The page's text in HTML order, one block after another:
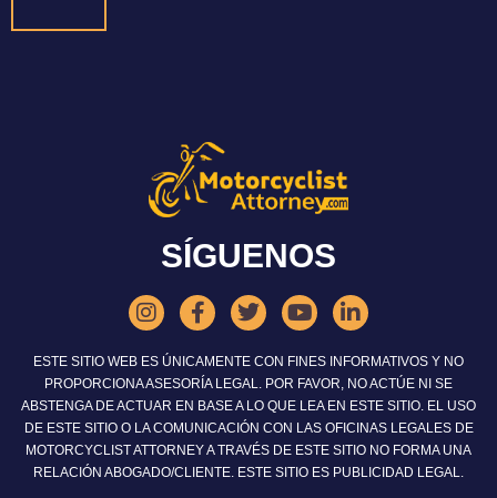
SÍGUENOS
ESTE SITIO WEB ES ÚNICAMENTE CON FINES INFORMATIVOS Y NO
PROPORCIONA ASESORÍA LEGAL. POR FAVOR, NO ACTÚE NI SE
ABSTENGA DE ACTUAR EN BASE A LO QUE LEA EN ESTE SITIO. EL USO
DE ESTE SITIO O LA COMUNICACIÓN CON LAS OFICINAS LEGALES DE
MOTORCYCLIST ATTORNEY A TRAVÉS DE ESTE SITIO NO FORMA UNA
RELACIÓN ABOGADO/CLIENTE. ESTE SITIO ES PUBLICIDAD LEGAL.